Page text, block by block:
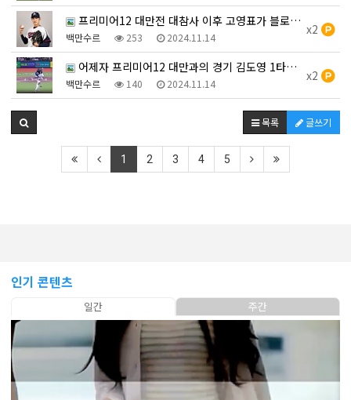
프리미어12 대만전 대참사 이후 고영표가 블로그에 올린 글…
백만수르 253 2024.11.14
x2
어제자 프리미어12 대만과의 경기 김도영 1타점 2루타.m…
백만수르 140 2024.11.14
x2
목록 글쓰기
1 2 3 4 5
인기 콘텐츠
일간 주간